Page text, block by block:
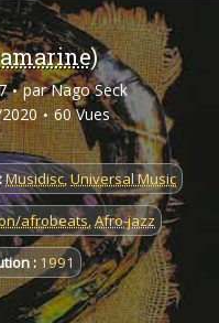
par Nago Seck
60 Vues
Musidisc,Universal Music
afrobeats,Afro-jazz
: 1991